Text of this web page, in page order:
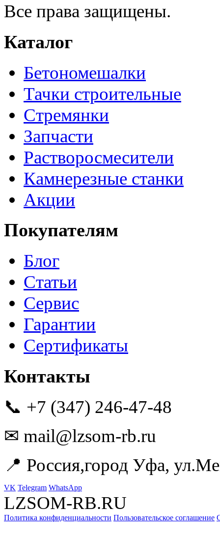
Все права защищены.
Каталог
Бетономешалки
Тачки строительные
Стремянки
Запчасти
Растворосмесители
Камнерезные станки
Акции
Покупателям
Блог
Статьи
Сервис
Гарантии
Сертификаты
Контакты
📞 +7 (347) 246-47-48
✉ mail@lzsom-rb.ru
📍 Россия,город Уфа,
VK Telegram WhatsApp
LZSOM-RB.RU
Политика конфиденциальности Пользовательское соглашение